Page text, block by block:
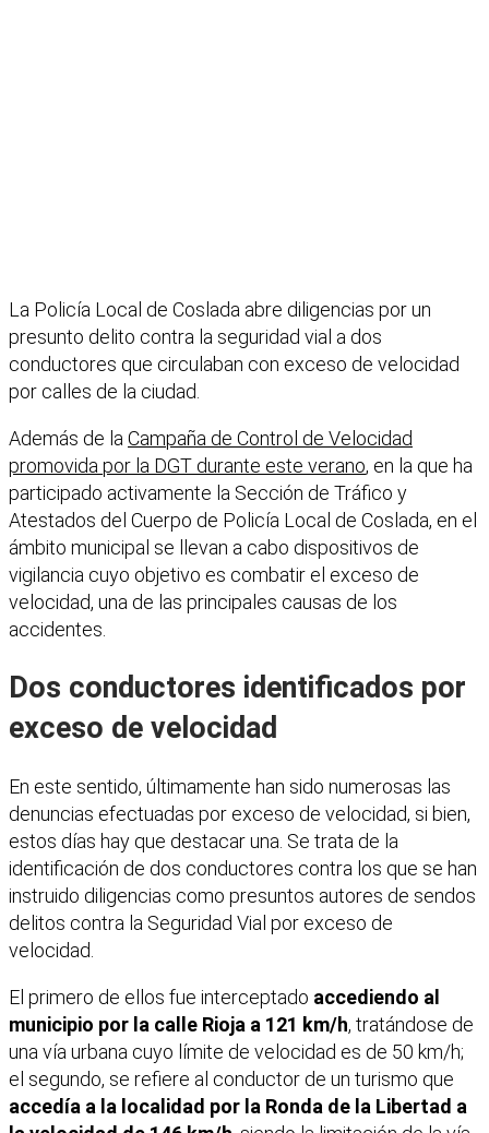
La Policía Local de Coslada abre diligencias por un
presunto delito contra la seguridad vial a dos
conductores que circulaban con exceso de velocidad
por calles de la ciudad.
Además de laCampaña de Control de Velocidad
promovida por la DGT durante este verano, en la que ha
participado activamente la Sección de Tráfico y
Atestados del Cuerpo de Policía Local de Coslada, en el
ámbito municipal se llevan a cabo dispositivos de
vigilancia cuyo objetivo es combatir el exceso de
velocidad, una de las principales causas de los
accidentes.
Dos conductores identificados por
exceso de velocidad
En este sentido, últimamente han sido numerosas las
denuncias efectuadas por exceso de velocidad, si bien,
estos días hay que destacar una. Se trata de la
identificación de dos conductores contra los que se han
instruido diligencias como presuntos autores de sendos
delitos contra la Seguridad Vial por exceso de
velocidad.
El primero de ellos fue interceptado accediendo al
municipio por la calle Rioja a 121 km/h, tratándose de
una vía urbana cuyo límite de velocidad es de 50 km/h;
el segundo, se refiere al conductor de un turismo que
accedía a la localidad por la Ronda de la Libertad a